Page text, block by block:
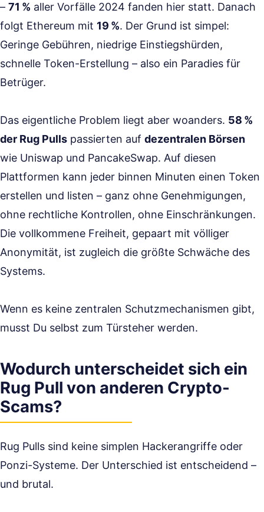
– 71 % aller Vorfälle 2024 fanden hier statt. Danach
folgt Ethereum mit 19 %. Der Grund ist simpel:
Geringe Gebühren, niedrige Einstiegshürden,
schnelle Token-Erstellung – also ein Paradies für
Betrüger.
Das eigentliche Problem liegt aber woanders. 58 %
der Rug Pulls passierten auf dezentralen Börsen
wie Uniswap und PancakeSwap. Auf diesen
Plattformen kann jeder binnen Minuten einen Token
erstellen und listen – ganz ohne Genehmigungen,
ohne rechtliche Kontrollen, ohne Einschränkungen.
Die vollkommene Freiheit, gepaart mit völliger
Anonymität, ist zugleich die größte Schwäche des
Systems.
Wenn es keine zentralen Schutzmechanismen gibt,
musst Du selbst zum Türsteher werden.
Wodurch unterscheidet sich ein
Rug Pull von anderen Crypto-
Scams?
Rug Pulls sind keine simplen Hackerangriffe oder
Ponzi-Systeme. Der Unterschied ist entscheidend –
und brutal.